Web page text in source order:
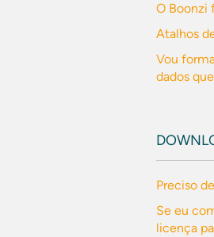
O Boonzi
Atalhos
Vou
dados
Preciso
Se eu
licença